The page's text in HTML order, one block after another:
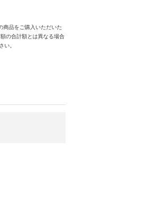
商品をご購入いただいた
の合計額とは異なる場合
い。